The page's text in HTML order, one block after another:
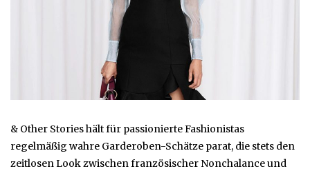
& Other Stories hält für passionierte Fashionistas
regelmäßig wahre Garderoben-Schätze parat, die stets den
zeitlosen Look zwischen französischer Nonchalance und